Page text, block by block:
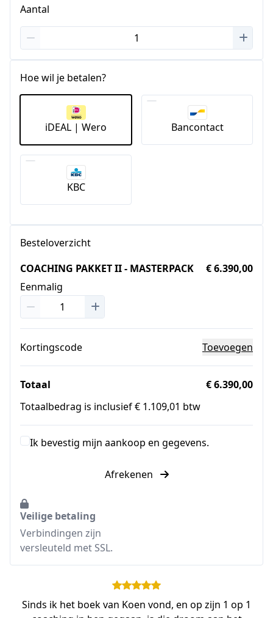
Aantal
Hoe wil je betalen?
iDEAL | Wero Bancontact
KBC
Besteloverzicht
COACHING PAKKET II - MASTERPACK
Eenmalig
€ 6.390,00
Kortingscode Toevoegen
Totaal
€ 6.390,00
Totaalbedrag is inclusief € 1.109,01 btw
Ik bevestig mijn aankoop en gegevens.
Afrekenen
Veilige betaling
Verbindingen zijn
versleuteld met SSL.
Sinds ik het boek van Koen vond, en op zijn 1 op 1